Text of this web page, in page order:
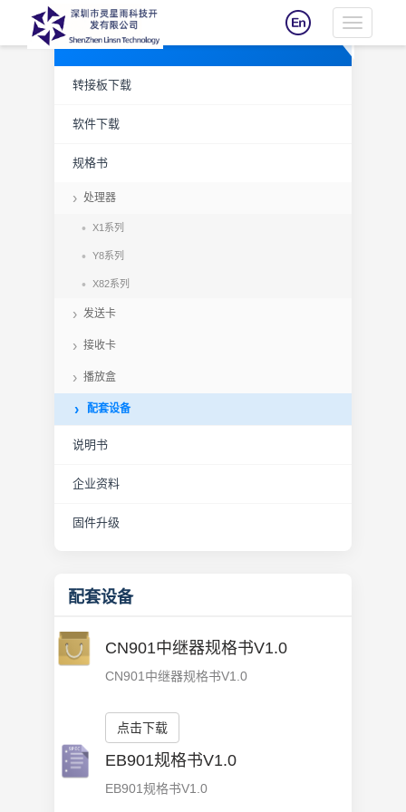
Toggle
资料下载
转接板下载
软件下载
规格书
处理器
X1系列
Y8系列
X82系列
发送卡
接收卡
播放盒
配套设备
说明书
企业资料
固件升级
配套设备
CN901中继器规格书V1.0
CN901中继器规格书V1.0
点击下载
EB901规格书V1.0
EB901规格书V1.0